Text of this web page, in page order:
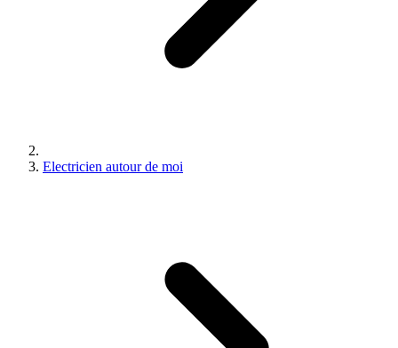
Electricien autour de moi